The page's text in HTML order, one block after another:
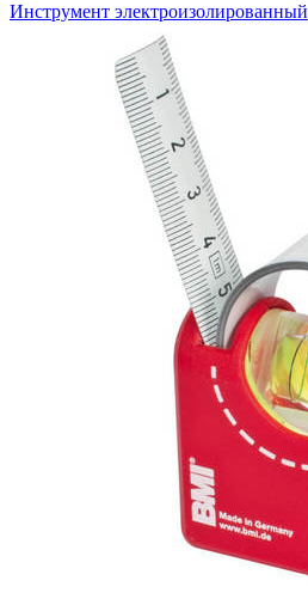
Инструмент электроизолированный